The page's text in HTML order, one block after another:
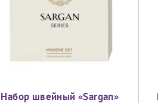
Набор швейный «Sargan»